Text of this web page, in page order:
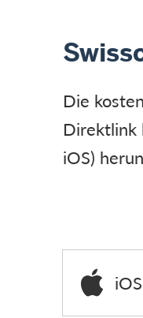
Die
Direktlink
iOS)